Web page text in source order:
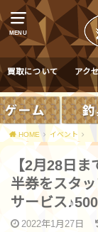
MENU
買取について アク
HOME イベント
【2月28日
半券をスタ
サービス
2022年1月27日